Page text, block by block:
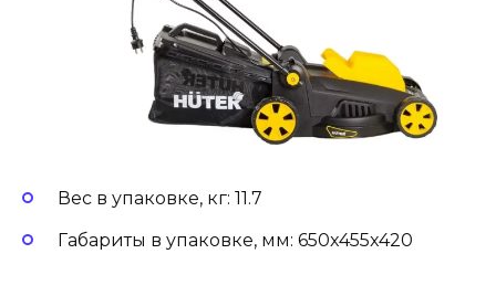
Вес в упаковке, кг: 11.7
Габариты в упаковке, мм: 650x455x420